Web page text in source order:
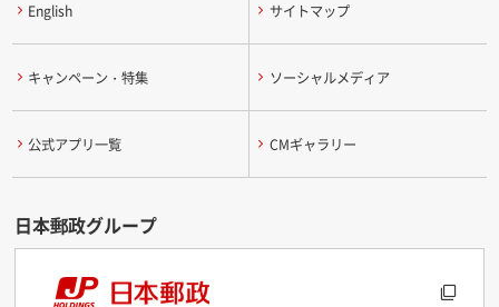
English サイトマップ
キャンペーン・特集 ソーシャルメディア
公式アプリ一覧 CMギャラリー